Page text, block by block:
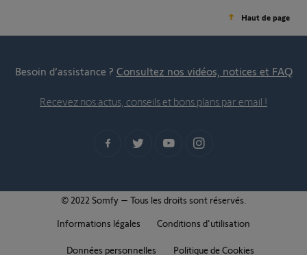
Haut de page
Besoin d’assistance ? Consultez nos vidéos, notices et FAQ
Recevez nos actus, conseils et bons plans par email !
© 2022 Somfy – Tous les droits sont réservés.
Informations légales
Conditions d'utilisation
Données personnelles Politique de Cookies